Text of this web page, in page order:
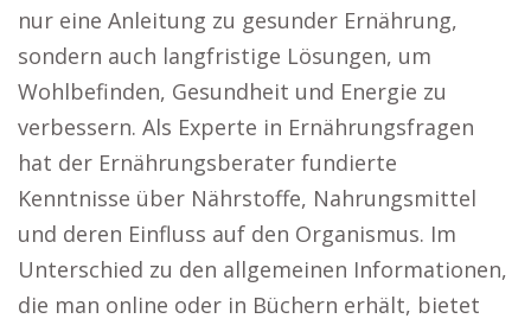
nur eine Anleitung zu gesunder Ernährung,
sondern auch langfristige Lösungen, um
Wohlbefinden, Gesundheit und Energie zu
verbessern. Als Experte in Ernährungsfragen
hat der Ernährungsberater fundierte
Kenntnisse über Nährstoffe, Nahrungsmittel
und deren Einfluss auf den Organismus. Im
Unterschied zu den allgemeinen Informationen,
die man online oder in Büchern erhält, bietet